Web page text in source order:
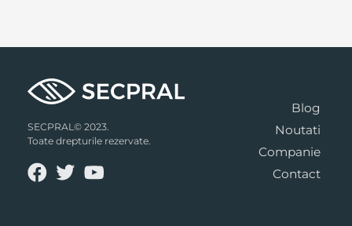
SECPRAL© 2023.
Toate drepturile rezervate.
Blog
Noutati
Companie
Contact